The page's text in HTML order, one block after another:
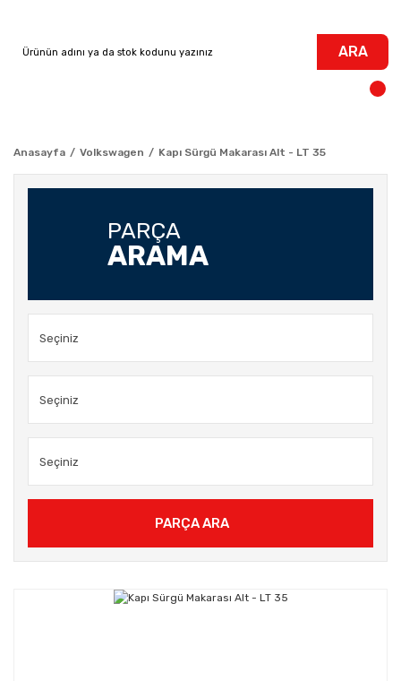
ARA
Anasayfa Volkswagen Kapı Sürgü Makarası Alt - LT 35
PARÇA
ARAMA
PARÇA ARA